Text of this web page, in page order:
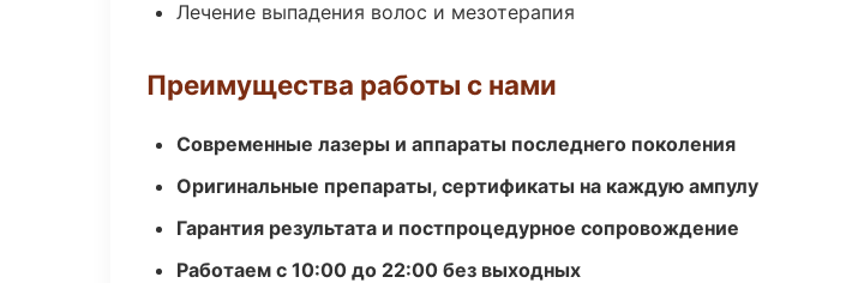
Лечение выпадения волос и мезотерапия
Преимущества работы с нами
Современные лазеры и аппараты последнего поколения
Оригинальные препараты, сертификаты на каждую ампулу
Гарантия результата и постпроцедурное сопровождение
Работаем с 10:00 до 22:00 без выходных